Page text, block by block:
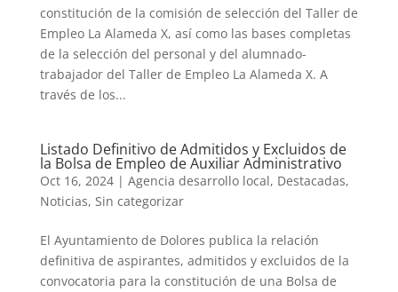
constitución de la comisión de selección del Taller de
Empleo La Alameda X, así como las bases completas
de la selección del personal y del alumnado-
trabajador del Taller de Empleo La Alameda X. A
través de los...
Listado Definitivo de Admitidos y Excluidos de
la Bolsa de Empleo de Auxiliar Administrativo
Oct 16, 2024| Agencia desarrollo local, Destacadas,
Noticias, Sin categorizar
El Ayuntamiento de Dolores publica la relación
definitiva de aspirantes, admitidos y excluidos de la
convocatoria para la constitución de una Bolsa de